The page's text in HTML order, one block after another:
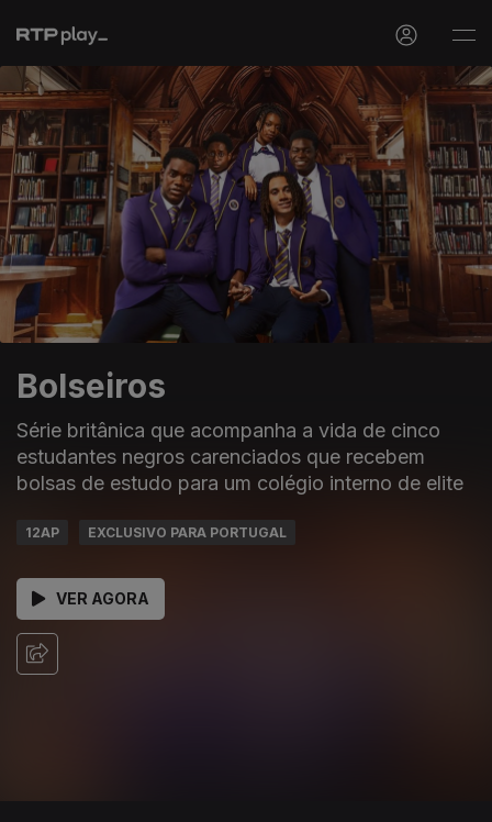
Bolseiros
Série britânica que acompanha a vida de cinco
estudantes negros carenciados que recebem
bolsas de estudo para um colégio interno de elite
12AP EXCLUSIVO PARA PORTUGAL
VER AGORA